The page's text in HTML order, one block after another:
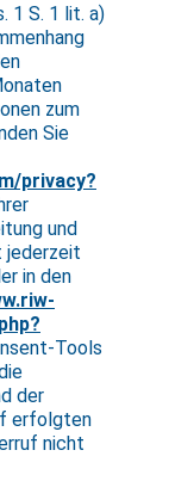
1 S. 1 lit. a)
zum
Sie
privacy?
und
in den
Tools
der
erfolgten
nicht